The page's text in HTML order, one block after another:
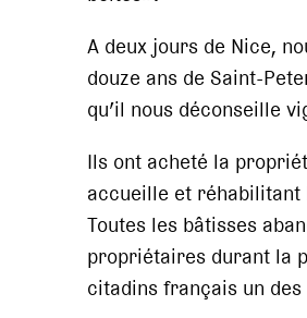
A deux jours de Nice,
douze ans de Saint-
qu’il nous déconseille
Ils ont acheté la
accueille et
Toutes les bâtisses
propriétaires durant la
citadins français un